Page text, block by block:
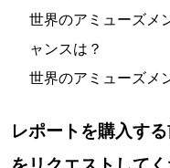
世界のアミューズメ
ャンスは？
世界のアミューズメ
レポートを購入す